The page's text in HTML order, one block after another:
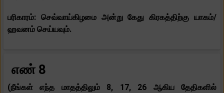
பரிகாரம்: செவ்வாய்கிழமை அன்று கேது கிரகத்திற்கு யாகம்/
ஹவனம் செய்யவும்.
எண் 8
(நீங்கள் எந்த மாதத்திலும் 8, 17, 26 ஆகிய தேதிகளில்